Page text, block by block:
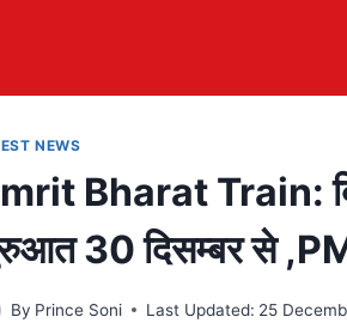
NEWS
Bharat Train:
30 दिसम्बर से ,PM
By Prince Soni Last Updated: 25